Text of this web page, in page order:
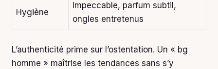
Hygiène
Impeccable, parfum subtil,
ongles entretenus
L’authenticité prime sur l’ostentation. Un « bg
homme » maîtrise les tendances sans s’y